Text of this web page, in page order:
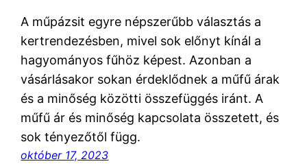
A műpázsit egyre népszerűbb választás a
kertrendezésben, mivel sok előnyt kínál a
hagyományos fűhöz képest. Azonban a
vásárlásakor sokan érdeklődnek a műfű árak
és a minőség közötti összefüggés iránt. A
műfű ár és minőség kapcsolata összetett, és
sok tényezőtől függ.
október 17, 2023